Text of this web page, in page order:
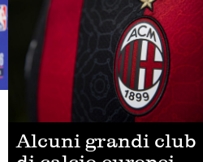
Alcuni grandi club